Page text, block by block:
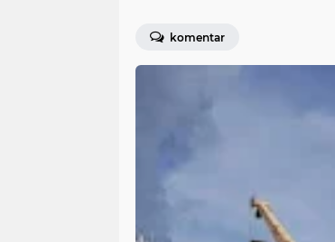
komentar